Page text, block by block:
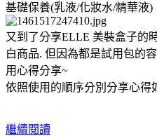
基礎保養(乳液/化妝水/精華液)
又到了分享ELLE 美裝盒子的
白商品. 但因為都是試用包的
用心得分享~
依照使用的順序分別分享心得
繼續閱讀